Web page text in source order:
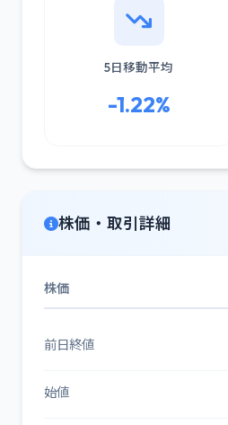
5日移動平均
-1.22%
株価・取引詳細
株価
前日終値
始値